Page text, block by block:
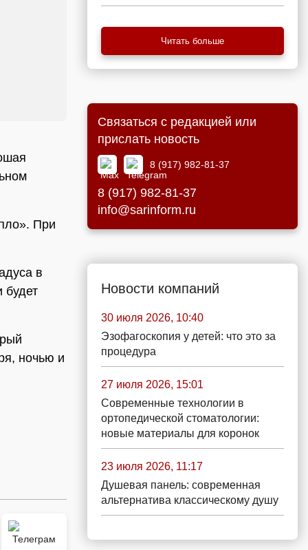
При
в
будет
ночью и
Читать больше
Связаться с редакцией или
прислать новость
8 (917) 982-81-37
8 (917) 982-81-37
info@sarinform.ru
Новости компаний
30 июля 2026, 10:40
Эзофагоскопия у детей: что это за
процедура
27 июля 2026, 15:01
Современные технологии в
ортопедической стоматологии:
новые материалы для коронок
23 июля 2026, 11:17
Душевая панель: современная
альтернатива классическому душу